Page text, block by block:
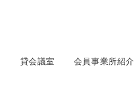
貸会議室 会員事業所紹介